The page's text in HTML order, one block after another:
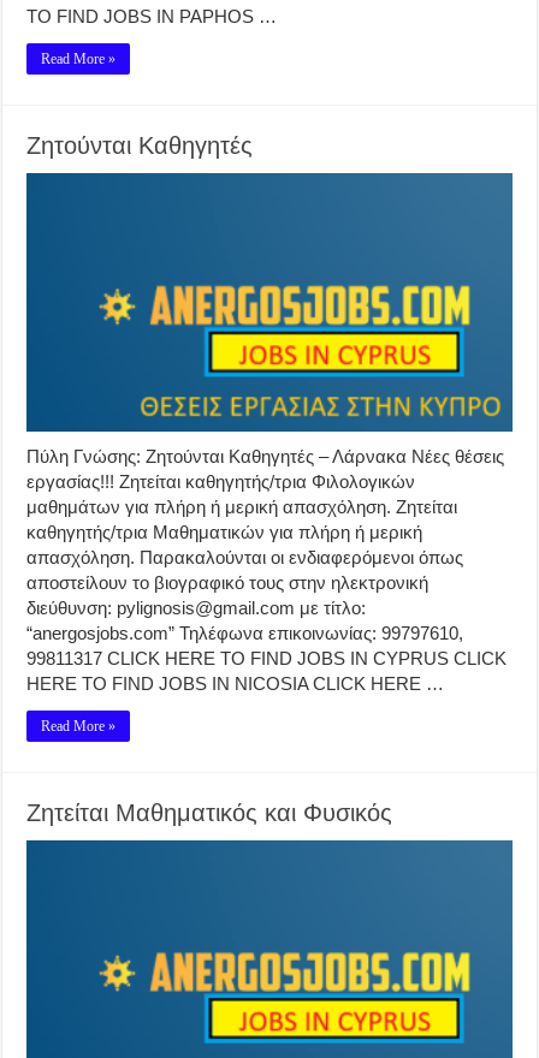
TO FIND JOBS IN PAPHOS …
Read More »
Ζητούνται Καθηγητές
Πύλη Γνώσης: Ζητούνται Καθηγητές – Λάρνακα Νέες θέσεις
εργασίας!!! Ζητείται καθηγητής/τρια Φιλολογικών
μαθημάτων για πλήρη ή μερική απασχόληση. Ζητείται
καθηγητής/τρια Μαθηματικών για πλήρη ή μερική
απασχόληση. Παρακαλούνται οι ενδιαφερόμενοι όπως
αποστείλουν το βιογραφικό τους στην ηλεκτρονική
διεύθυνση: pylignosis@gmail.com με τίτλο:
“anergosjobs.com” Τηλέφωνα επικοινωνίας: 99797610,
99811317 CLICK HERE TO FIND JOBS IN CYPRUS CLICK
HERE TO FIND JOBS IN NICOSIA CLICK HERE …
Read More »
Ζητείται Μαθηματικός και Φυσικός